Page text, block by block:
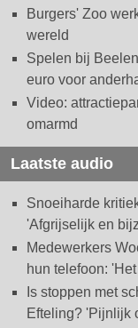
Burgers' Zoo
wereld
Spelen bij
euro voor
Video:
omarmd
Laatste audio
Snoeiharde
'Afgrijselijk en
Medewerkers
hun telefoon:
Is stoppen met
Efteling? 'Pijnlijk